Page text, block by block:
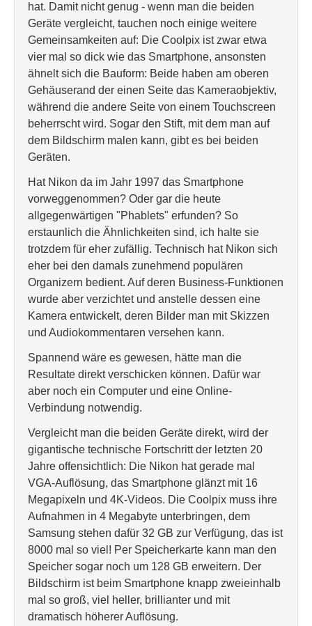
hat. Damit nicht genug - wenn man die beiden
Geräte vergleicht, tauchen noch einige weitere
Gemeinsamkeiten auf: Die Coolpix ist zwar etwa
vier mal so dick wie das Smartphone, ansonsten
ähnelt sich die Bauform: Beide haben am oberen
Gehäuserand der einen Seite das Kameraobjektiv,
während die andere Seite von einem Touchscreen
beherrscht wird. Sogar den Stift, mit dem man auf
dem Bildschirm malen kann, gibt es bei beiden
Geräten.
Hat Nikon da im Jahr 1997 das Smartphone
vorweggenommen? Oder gar die heute
allgegenwärtigen "Phablets" erfunden? So
erstaunlich die Ähnlichkeiten sind, ich halte sie
trotzdem für eher zufällig. Technisch hat Nikon sich
eher bei den damals zunehmend populären
Organizern bedient. Auf deren Business-Funktionen
wurde aber verzichtet und anstelle dessen eine
Kamera entwickelt, deren Bilder man mit Skizzen
und Audiokommentaren versehen kann.
Spannend wäre es gewesen, hätte man die
Resultate direkt verschicken können. Dafür war
aber noch ein Computer und eine Online-
Verbindung notwendig.
Vergleicht man die beiden Geräte direkt, wird der
gigantische technische Fortschritt der letzten 20
Jahre offensichtlich: Die Nikon hat gerade mal
VGA-Auflösung, das Smartphone glänzt mit 16
Megapixeln und 4K-Videos. Die Coolpix muss ihre
Aufnahmen in 4 Megabyte unterbringen, dem
Samsung stehen dafür 32 GB zur Verfügung, das ist
8000 mal so viel! Per Speicherkarte kann man den
Speicher sogar noch um 128 GB erweitern. Der
Bildschirm ist beim Smartphone knapp zweieinhalb
mal so groß, viel heller, brillianter und mit
dramatisch höherer Auflösung.